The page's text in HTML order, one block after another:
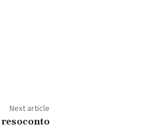
Next article
resoconto